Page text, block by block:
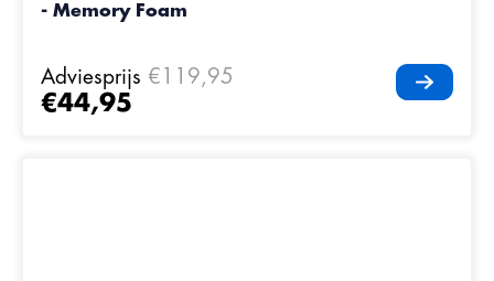
- Memory Foam
Adviesprijs €119,95
€44,95